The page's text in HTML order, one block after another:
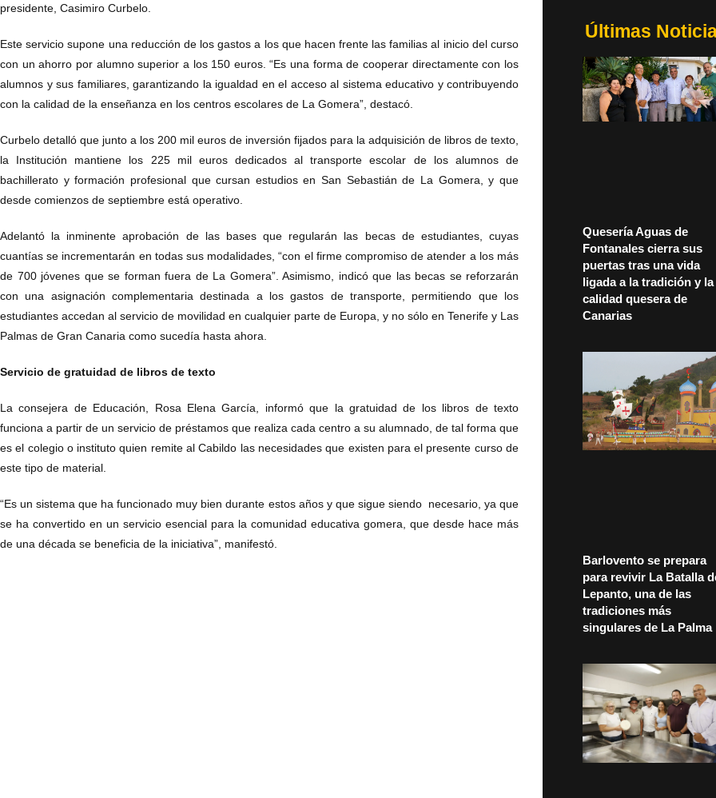
presidente, Casimiro Curbelo.
Este servicio supone una reducción de los gastos a los que hacen frente las familias al inicio del curso
con un ahorro por alumno superior a los 150 euros. “Es una forma de cooperar directamente con los
alumnos y sus familiares, garantizando la igualdad en el acceso al sistema educativo y contribuyendo
con la calidad de la enseñanza en los centros escolares de La Gomera”, destacó.
Curbelo detalló que junto a los 200 mil euros de inversión fijados para la adquisición de libros de texto,
la Institución mantiene los 225 mil euros dedicados al transporte escolar de los alumnos de
bachillerato y formación profesional que cursan estudios en San Sebastián de La Gomera, y que
desde comienzos de septiembre está operativo.
Adelantó la inminente aprobación de las bases que regularán las becas de estudiantes, cuyas
cuantías se incrementarán en todas sus modalidades, “con el firme compromiso de atender a los más
de 700 jóvenes que se forman fuera de La Gomera”. Asimismo, indicó que las becas se reforzarán
con una asignación complementaria destinada a los gastos de transporte, permitiendo que los
estudiantes accedan al servicio de movilidad en cualquier parte de Europa, y no sólo en Tenerife y Las
Palmas de Gran Canaria como sucedía hasta ahora.
Servicio de gratuidad de libros de texto
La consejera de Educación, Rosa Elena García, informó que la gratuidad de los libros de texto
funciona a partir de un servicio de préstamos que realiza cada centro a su alumnado, de tal forma que
es el colegio o instituto quien remite al Cabildo las necesidades que existen para el presente curso de
este tipo de material.
“Es un sistema que ha funcionado muy bien durante estos años y que sigue siendo necesario, ya que
se ha convertido en un servicio esencial para la comunidad educativa gomera, que desde hace más
de una década se beneficia de la iniciativa”, manifestó.
Últimas
Quesería Aguas de
Fontanales cierra sus
puertas tras una vida
ligada a la tradición y la
calidad quesera de
Canarias
Barlovento se prepara
para revivir La Batalla
Lepanto, una de las
tradiciones más
singulares de La Palma